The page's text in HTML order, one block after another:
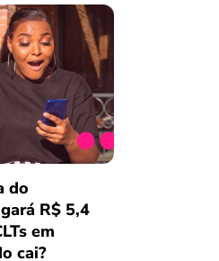
do
R$ 5,4
em
cai?